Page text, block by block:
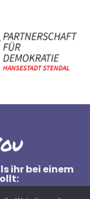
ihr bei einem